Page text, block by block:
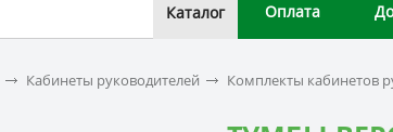
Каталог Оплата
Кабинеты руководителей Комплекты кабинетов